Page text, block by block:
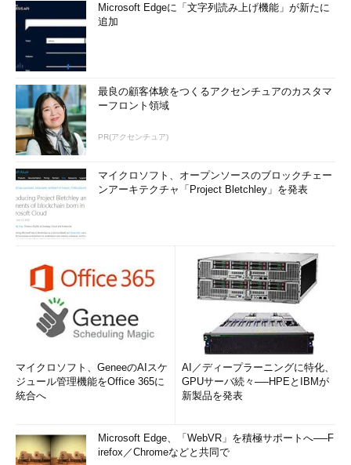
Microsoft Edgeに「文字列読み上げ機能」が新たに
追加
最良の顧客体験をつくるアクセンチュアのカスタマ
ーフロント領域
PR(アクセンチュア)
マイクロソフト、オープンソースのブロックチェー
ンアーキテクチャ「Project Bletchley」を発表
マイクロソフト、GeneeのAIスケ
ジュール管理機能をOffice 365に
統合へ
AI／ディープラーニングに特化、
GPUサーバ続々──HPEとIBMが
新製品を発表
Microsoft Edge、「WebVR」を積極サポートへ──F
irefox／Chromeなどと共同で